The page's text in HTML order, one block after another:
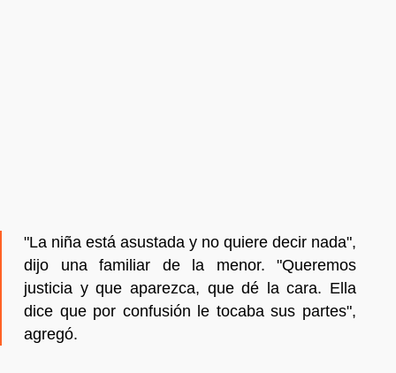
"La niña está asustada y no quiere decir nada",
dijo una familiar de la menor. "Queremos
justicia y que aparezca, que dé la cara. Ella
dice que por confusión le tocaba sus partes",
agregó.